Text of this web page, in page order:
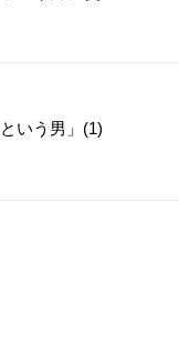
いう男」(1)